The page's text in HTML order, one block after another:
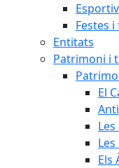
Festes
Entitats
Patrimoni i
El
Els